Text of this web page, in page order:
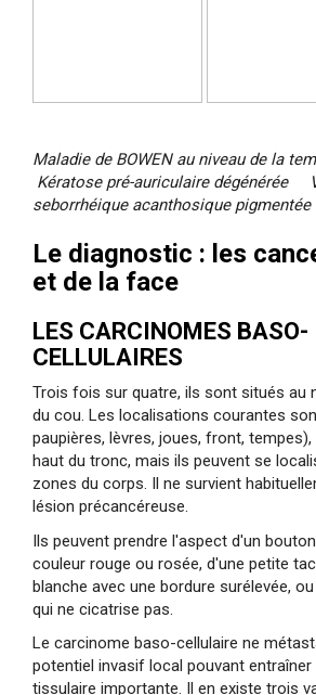
Maladie de BOWEN au niveau de
Kératose pré-auriculaire dégénérée
seborrhéique acanthosique pigmentée
Le diagnostic : les
et de la face
LES CARCINOMES BASO-
CELLULAIRES
Trois fois sur quatre, ils sont situés au
du cou. Les localisations courantes
paupières, lèvres, joues, front,
haut du tronc, mais ils peuvent se
zones du corps. Il ne survient
lésion précancéreuse.
Ils peuvent prendre l'aspect d'un
couleur rouge ou rosée, d'une petite
blanche avec une bordure surélevée,
qui ne cicatrise pas.
Le carcinome baso-cellulaire ne
potentiel invasif local pouvant
tissulaire importante. Il en existe trois